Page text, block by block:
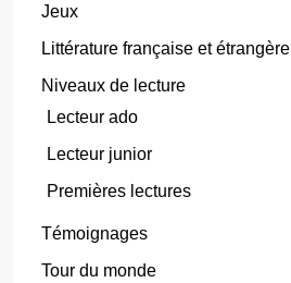
Jeux
Littérature française et étrangère
Niveaux de lecture
Lecteur ado
Lecteur junior
Premières lectures
Témoignages
Tour du monde